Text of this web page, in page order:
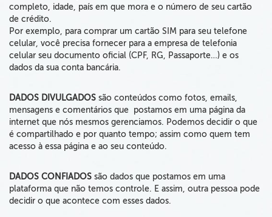
completo, idade, país em que mora e o número de seu cartão
de crédito.
Por exemplo, para comprar um cartão SIM para seu telefone
celular, você precisa fornecer para a empresa de telefonia
celular seu documento oficial (CPF, RG, Passaporte…) e os
dados da sua conta bancária.
DADOS DIVULGADOS são conteúdos como fotos, emails,
mensagens e comentários que postamos em uma página da
internet que nós mesmos gerenciamos. Podemos decidir o que
é compartilhado e por quanto tempo; assim como quem tem
acesso à essa página e ao seu conteúdo.
DADOS CONFIADOS são dados que postamos em uma
plataforma que não temos controle. E assim, outra pessoa pode
decidir o que acontece com esses dados.